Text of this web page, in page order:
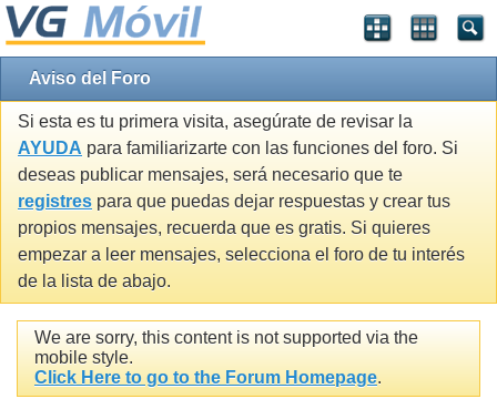
Aviso del Foro
Si esta es tu primera visita, asegúrate de revisar la
AYUDA para familiarizarte con las funciones del foro. Si
deseas publicar mensajes, será necesario que te
registres para que puedas dejar respuestas y crear tus
propios mensajes, recuerda que es gratis. Si quieres
empezar a leer mensajes, selecciona el foro de tu interés
de la lista de abajo.
We are sorry, this content is not supported via the
mobile style.
Click Here to go to the Forum Homepage.